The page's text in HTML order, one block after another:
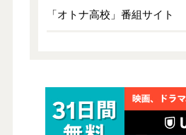
「オトナ高校」番組サイト